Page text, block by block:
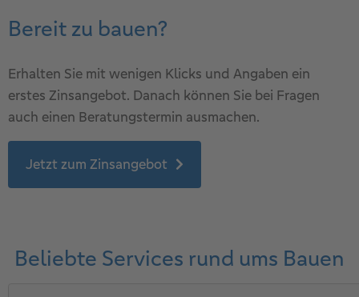
Bereit zu bauen?
Erhalten Sie mit wenigen Klicks und Angaben ein
erstes Zinsangebot. Danach können Sie bei Fragen
auch einen Beratungstermin ausmachen.
Jetzt zum Zinsangebot
Beliebte Services rund ums Bauen